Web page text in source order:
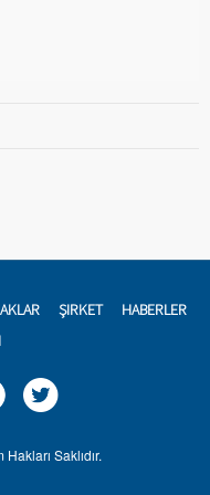
ŞIRKET
HABERLER
Saklıdır.